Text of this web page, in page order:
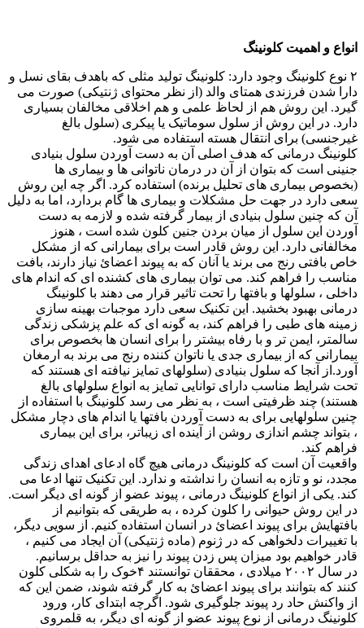
انواع و اهمیت کلونینگ
۲ نوع کلونینگ وجود دارد: کلونینگ تولید مثلی که باهدف بقای نسل و
دارا شدن فرزندی همتای والد (از نظر محتوای ژنتیکی) صورت می
گیرد. این روش هم از لحاظ علمی و هم اخلاقی مخالفان بسیاری
دارد. در این روش از سلول سوماتیک یا پیکری (سلول بالغ
غیرجنسی) برای انتقال هسته استفاده می شود.
کلونینگ درمانی که هدف اصلی آن به دست آوردن سلول بنیادی
جنینی است که بتوان از آن در درمان ناتوانی ها و بیماری ها
(بخصوص بیماری های تحلیل برنده) استفاده کرد. اگر چه این روش
سعی دارد در جهت حل مشکلات و بیماری ها گام بردارد، اما به دلیل
آن که چنین سلول بنیادی از بیمار گرفته شده و لازمه به دست
آوردن این سلول از میان بردن جنین کلون شده است ، هنوز
مخالفانی دارد. این روش قادر است برای بیمارانی که از مشکل
خاص بافتی رنج می برند یا آنان که به پیوند اعضائ نیاز دارند، بافت
مناسب را فراهم کند. می توان بیماری های کشنده ای که اندام های
داخلی ، سلولها و بافتها را تحت تاثیر قرار می دهند با کلونینگ
درمانی بهبود بخشید. این تکنیک سعی دارد موجبات بهینه سازی
زمینه های طبی را فراهم کند، به گونه ای که علم پزشکی زندگی
سالمتر، ایمن تر و با رفاه بیشتر را برای انسان ها بخصوص برای
بیمارانی که از بیماری جدی یا ناتوان کننده رنج می برند به ارمغان
آورد.از آنجا که سلول بنیادی (سلولهای تمایز نیافته ای هستند که
تحت شرایط مناسب دارای توانایی تمایز به انواع سلولهای بالغ
هستند) چند ظرفیتی است ، به نظر می رسد کلونینگ با استفاده از
چنین سلولهایی برای به دست آوردن بافتها یا اندام های دچار مشکل
، بتواند چشم اندازی روشن از آینده ای زیباتر، برای این بیماری
فراهم کند.
واقعیت آن است که کلونینگ درمانی هیچ گاه ادعای اهدای زندگی
مجدد، نو و تازه به انسان را نداشته و ندارد. این تکنیک تنها ادعا می
کند. یکی از انواع کلونینگ درمانی ، پیوند عضو از گونه ای دیگر است.
در این روش حیوانی را کلون کرده ، به طریقی که بتوانیم از
بافتهایش برای پیوند اعضائ در انسان استفاده کنیم. از سویی دیگر،
با تغییرات دلخواهی که در ژنوم (ماده ژنتیکی) آن ایجاد می کنیم ،
قادر خواهیم بود میزان پس زدن پیوند را نیز به حداقل برسانیم.
در سال ۲۰۰۲ میلادی ، محققان توانستند ۴خوک را به شکلی کلون
کنند که بتوانند برای پیوند اعضائ به کار گرفته شوند، ضمن این که
از واکنش حاد رد پیوند جلوگیری شود. اگرچه ابتدای کار، ورود
کلونینگ درمانی از نوع پیوند عضو از گونه ای دیگر، به قلمروی